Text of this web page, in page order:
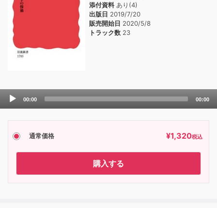
添付資料あり(4)
出版日 2019/7/20
販売開始日 2020/5/8
トラック数 23
Audio
00:00 00:00
通常価格 ¥1,320税込
購入する